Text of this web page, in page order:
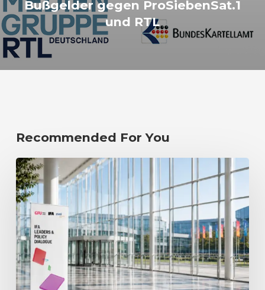
Bußgelder gegen ProSiebenSat.1
und RTL
Recommended For You